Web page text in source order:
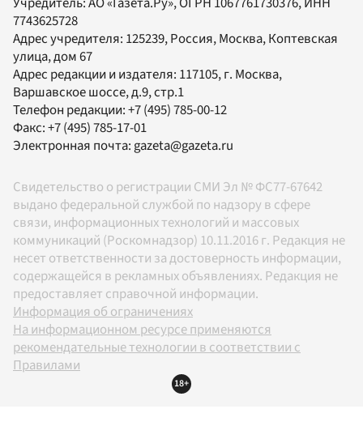
7743625728
Адрес учредителя: 125239, Россия, Москва, Коптевская
улица, дом 67
Адрес редакции и издателя: 117105, г. Москва,
Варшавское шоссе, д.9, стр.1
Телефон редакции:+7 (495) 785-00-12
Факс:+7 (495) 785-17-01
Электронная почта: gazeta@gazeta.ru
Свидетельство о регистрации СМИ Эл № ФС77-67642
выдано федеральной службой по надзору в сфере
связи, информационных технологий и массовых
коммуникаций (Роскомнадзор) 10.11.2016 г. Редакция не
несет ответственности за достоверность информации,
содержащейся в рекламных объявлениях. Редакция не
предоставляет справочной информации.
Информация об ограничениях
На информационном ресурсе применяются
рекомендательные технологии в соответствии с
Правилами
18+